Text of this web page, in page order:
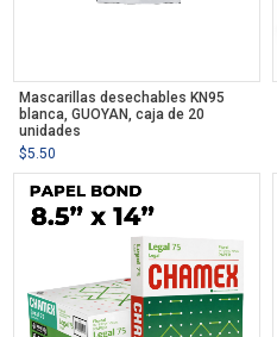
Mascarillas desechables KN95
blanca, GUOYAN, caja de 20
unidades
$5.50